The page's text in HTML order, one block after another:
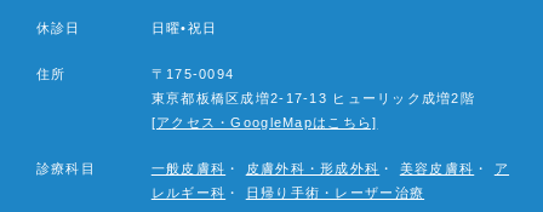
ン
休診日 日曜•祝日
住所
〒175-0094
東亰都板橋区成増2-17-13 ヒューリック成増2階
[アクセス・GoogleMapはこちら]
診療科目 一般皮膚科 ・ 皮膚外科・形成外科 ・ 美容皮膚科 ・
ア
レルギー科 ・ 日帰り手術・レーザー治療